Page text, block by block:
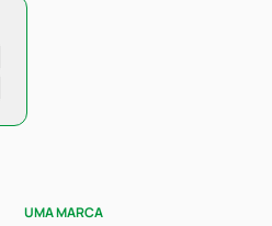
UMA MARCA